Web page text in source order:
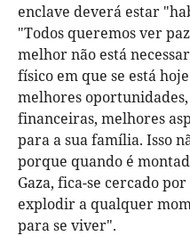
enclave deverá estar
"Todos queremos ver
melhor não está
físico em que se está
melhores
financeiras, melhores
para a sua família. Isso
porque quando é
Gaza, fica-se cercado
explodir a qualquer
para se viver".